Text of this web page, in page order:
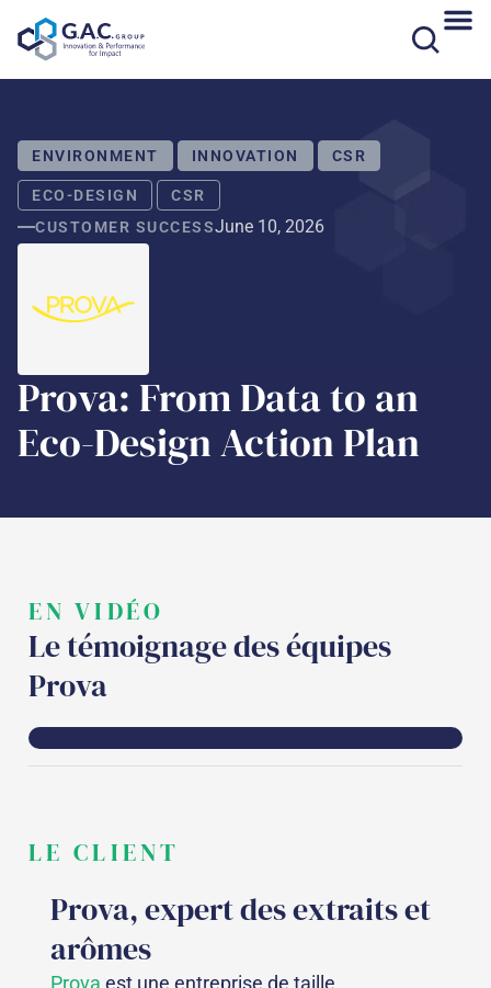
ENVIRONMENT INNOVATION CSR
ECO-DESIGN
CSR
CUSTOMER SUCCESSJune 10, 2026
Prova: From Data to an
Eco-Design Action Plan
EN VIDÉO
Le témoignage des équipes
Prova
LE CLIENT
Prova, expert des extraits et
arômes